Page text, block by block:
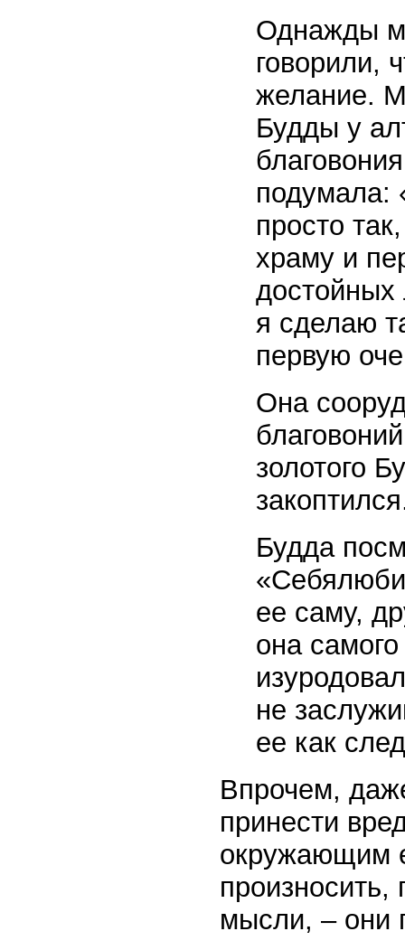
Однажды
говорили,
желание.
Будды у
подумала:
просто
храму и
я сделаю
первую
Она
золотого
Будда
ее саму,
она
не
ее как
Впрочем,
принести
окружающим
мысли, – они